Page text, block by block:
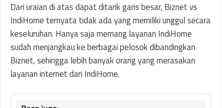
Dari uraian di atas dapat ditarik garis besar, Biznet vs
IndiHome ternyata tidak ada yang memiliki unggul secara
keseluruhan. Hanya saja memang layanan IndiHome
sudah menjangkau ke berbagai pelosok dibandingkan
Biznet, sehingga lebih banyak orang yang merasakan
layanan internet dari IndiHome.